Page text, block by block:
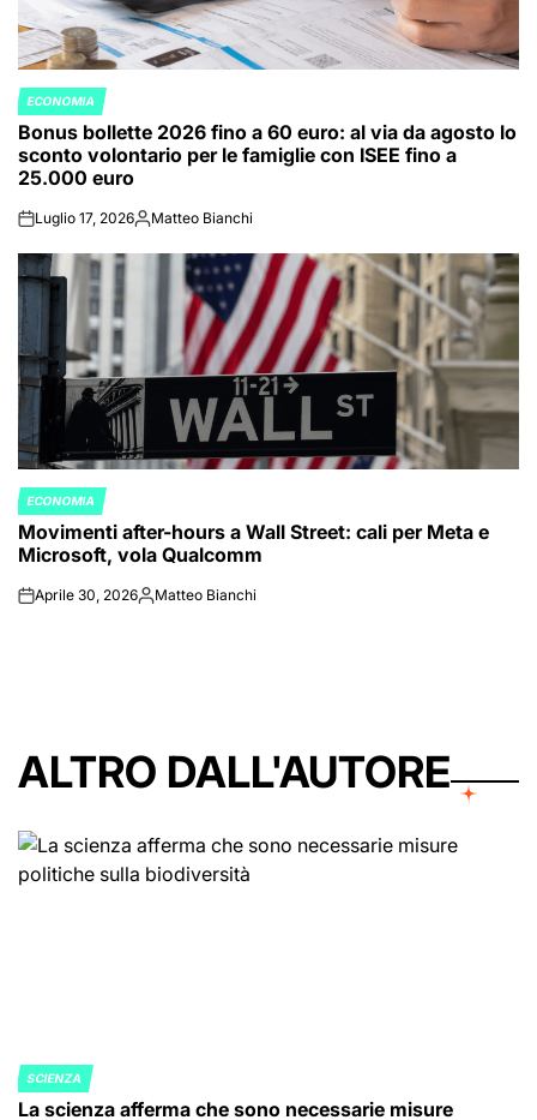
POSTED
IN
ECONOMIA
Bonus bollette 2026 fino a 60 euro: al via da agosto lo
sconto volontario per le famiglie con ISEE fino a
25.000 euro
onLuglio 17, 2026Posted
Matteo Bianchi
POSTED
IN
ECONOMIA
Movimenti after-hours a Wall Street: cali per Meta e
Microsoft, vola Qualcomm
onAprile 30, 2026Posted
Matteo Bianchi
ALTRO DALL'AUTORE
POSTED
IN
SCIENZA
La scienza afferma che sono necessarie misure